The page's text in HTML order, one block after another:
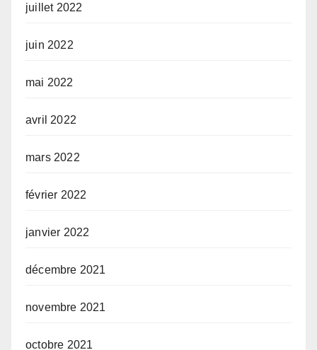
juillet 2022
juin 2022
mai 2022
avril 2022
mars 2022
février 2022
janvier 2022
décembre 2021
novembre 2021
octobre 2021